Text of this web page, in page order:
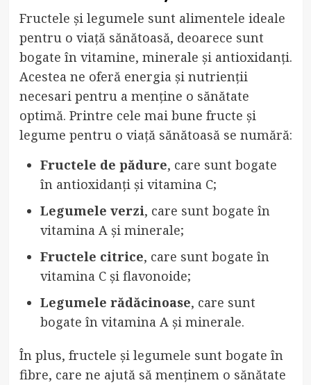
Fructele și legumele sunt alimentele ideale
pentru o viață sănătoasă, deoarece sunt
bogate în vitamine, minerale și antioxidanți.
Acestea ne oferă energia și nutrienții
necesari pentru a menține o sănătate
optimă. Printre cele mai bune fructe și
legume pentru o viață sănătoasă se numără:
Fructele de pădure, care sunt bogate
în antioxidanți și vitamina C;
Legumele verzi, care sunt bogate în
vitamina A și minerale;
Fructele citrice, care sunt bogate în
vitamina C și flavonoide;
Legumele rădăcinoase, care sunt
bogate în vitamina A și minerale.
În plus, fructele și legumele sunt bogate în
fibre, care ne ajută să menținem o sănătate